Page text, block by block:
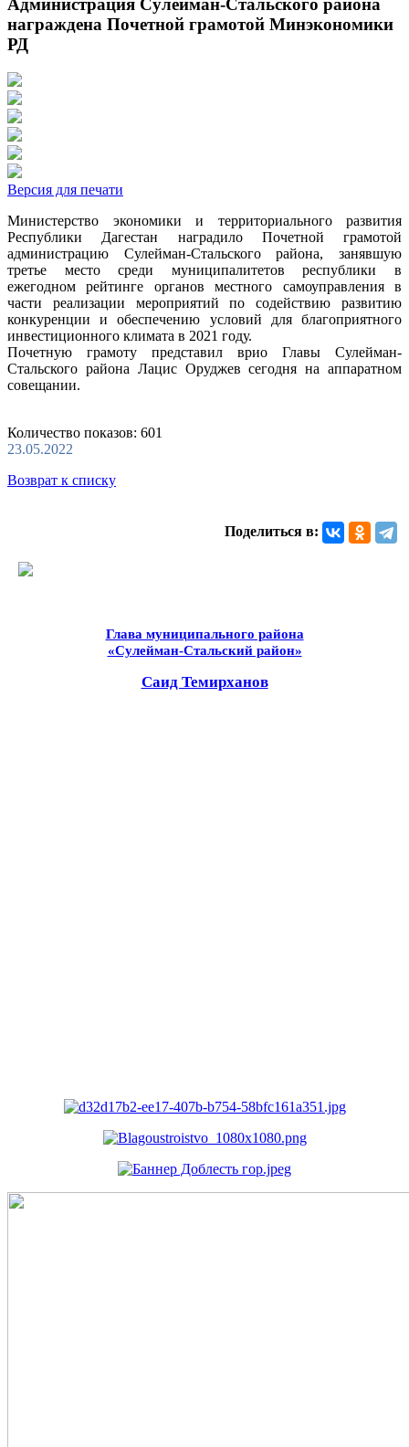
Администрация Сулейман-Стальского района
награждена Почетной грамотой Минэкономики
РД
Версия для печати
Министерство экономики и территориального развития
Республики Дагестан наградило Почетной грамотой
администрацию Сулейман-Стальского района, занявшую
третье место среди муниципалитетов республики в
ежегодном рейтинге органов местного самоуправления в
части реализации мероприятий по содействию развитию
конкуренции и обеспечению условий для благоприятного
инвестиционного климата в 2021 году.
Почетную грамоту представил врио Главы Сулейман-
Стальского района Лацис Оруджев сегодня на аппаратном
совещании.
Количество показов: 601
23.05.2022
Возврат к списку
Поделиться в:
Глава муниципального района
«Сулейман-Стальский район»
Саид Темирханов